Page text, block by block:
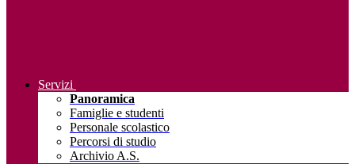
Servizi
Panoramica
Famiglie e studenti
Personale scolastico
Percorsi di studio
Archivio A.S.